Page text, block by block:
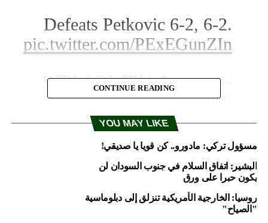
Defeats Petkovic 6-2, 6-2.
pic.twitter.com/PExEGunZIn
— WTA (@WTA)
August
4, 2018
مسيرتها، عندما تلتقي الكرواتية دونا فيكيتش الفائزة
على الصينية تشينج سيساي بواقع 7-5 و6-3.
CONTINUE READING
YOU MAY LIKE
مسؤول تركي: مادورو.. كن قويا يا صديقي!
البشير: اتفاق السلام في جنوب السودان لن
يكون حبرا على ورق
روسيا: الخارجية الأمريكية تنزلق إلى دبلوماسية
"الصياح"